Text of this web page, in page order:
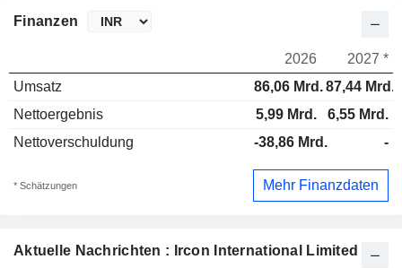
Aktuelle Nachrichten : Ircon International Limited
Finanzen
2026
2027 *
Umsatz
86,06 Mrd.87,44 Mrd.
Nettoergebnis
5,99 Mrd.
6,55 Mrd.
Nettoverschuldung
-38,86 Mrd. -
* Schätzungen Mehr Finanzdaten